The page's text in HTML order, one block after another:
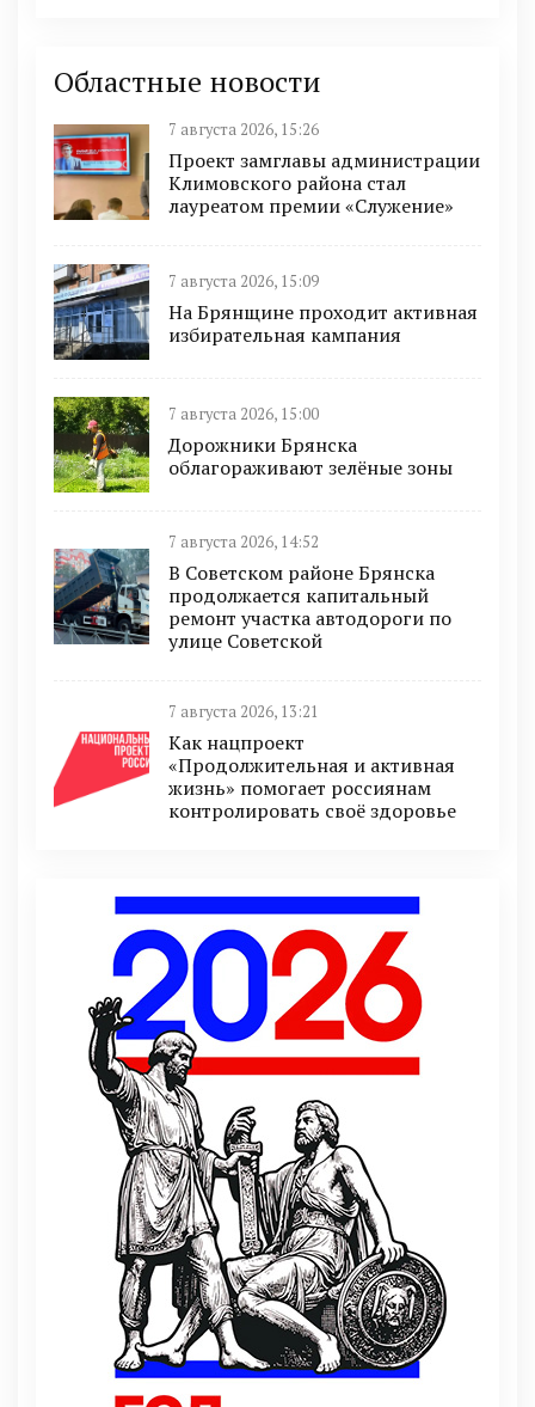
Областные новости
7 августа 2026, 15:26
Проект замглавы администрации
Климовского района стал
лауреатом премии «Служение»
7 августа 2026, 15:09
На Брянщине проходит активная
избирательная кампания
7 августа 2026, 15:00
Дорожники Брянска
облагораживают зелёные зоны
7 августа 2026, 14:52
В Советском районе Брянска
продолжается капитальный
ремонт участка автодороги по
улице Советской
7 августа 2026, 13:21
Как нацпроект
«Продолжительная и активная
жизнь» помогает россиянам
контролировать своё здоровье